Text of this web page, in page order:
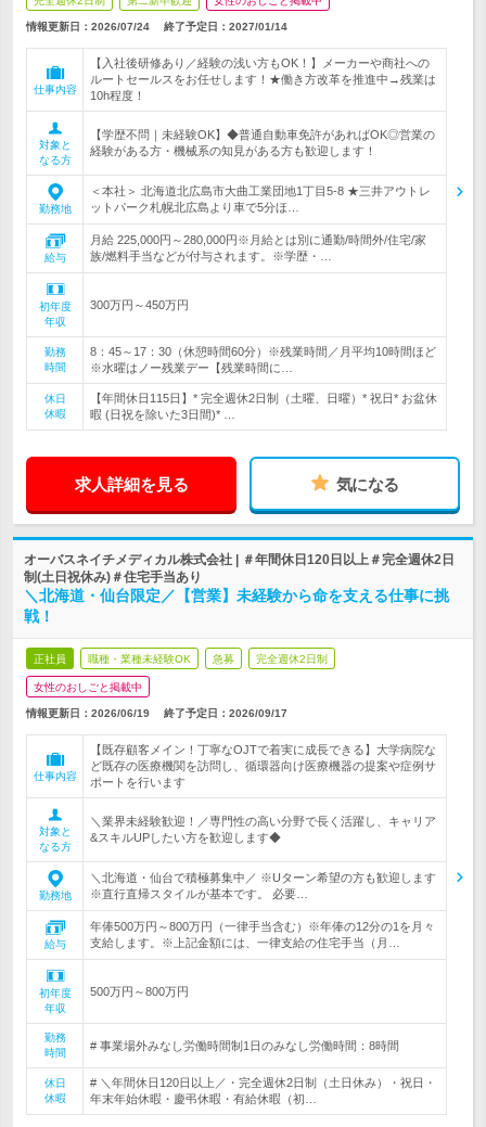
情報更新日：2026/07/24 終了予定日： 2027/01/14
仕事内容
【入社後研修あり／経験の浅い方もOK！】メーカーや商社への
ルートセールスをお任せします！★働き方改革を推進中→残業は
10h程度！
対象と
なる方
【学歴不問｜未経験OK】◆普通自動車免許があればOK◎営業の
経験がある方・機械系の知見がある方も歓迎します！
勤務地
＜本社＞ 北海道北広島市大曲工業団地1丁目5-8 ★三井アウトレ
ットパーク札幌北広島より車で5分ほ…
給与
月給 225,000円～280,000円※月給とは別に通勤/時間外/住宅/家
族/燃料手当などが付与されます。※学歴・…
初年度
年収
300万円～450万円
勤務
時間
8：45～17：30（休憩時間60分）※残業時間／月平均10時間ほど
※水曜はノー残業デー【残業時間に…
休日
休暇
【年間休日115日】* 完全週休2日制（土曜、日曜）* 祝日* お盆休
暇 (日祝を除いた3日間)* …
求人詳細を見る 気になる
オーバスネイチメディカル株式会社 | ＃年間休日120日以上＃完全週休2日
制(土日祝休み)＃住宅手当あり
＼北海道・仙台限定／【営業】未経験から命を支える仕事に挑
戦！
正社員 職種・業種未経験OK 急募 完全週休2日制
女性のおしごと掲載中
情報更新日：2026/06/19 終了予定日： 2026/09/17
仕事内容
【既存顧客メイン！丁寧なOJTで着実に成長できる】大学病院な
ど既存の医療機関を訪問し、循環器向け医療機器の提案や症例サ
ポートを行います
対象と
なる方
＼業界未経験歓迎！／専門性の高い分野で長く活躍し、キャリア
&スキルUPしたい方を歓迎します◆
勤務地
＼北海道・仙台で積極募集中／ ※Uターン希望の方も歓迎します
※直行直帰スタイルが基本です。 必要…
給与
年俸500万円～800万円（一律手当含む）※年俸の12分の1を月々
支給します。※上記金額には、一律支給の住宅手当（月…
初年度
年収
500万円～800万円
勤務
時間
# 事業場外みなし労働時間制1日のみなし労働時間：8時間
休日
休暇
# ＼年間休日120日以上／・完全週休2日制（土日休み）・祝日・
年末年始休暇・慶弔休暇・有給休暇（初…